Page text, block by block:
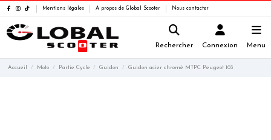
Mentions légales A propos de Global Scooter Nous contacter
Rechercher Connexion Menu
Accueil Moto Partie Cycle Guidon Guidon acier chromé MTPC Peugeot 103